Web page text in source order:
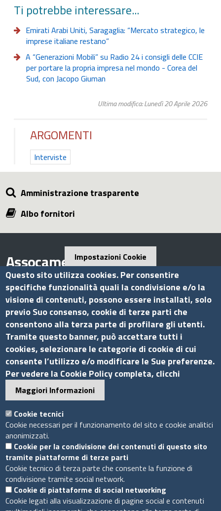
Ti potrebbe interessare...
Emirati Arabi Uniti, Saragaglia: “Mercato strategico, le
imprese italiane restano”
A “Generazioni Mobili” su Radio 24 i consigli delle CCIE
per portare la propria impresa nel mondo - Corea del
Sud, con Jacopo Giuman
Ultima modifica: Lunedì 20 Aprile 2026
ARGOMENTI
Interviste
Amministrazione trasparente
Albo fornitori
Assocamerestero
Contatti
Via G.B. Morgagni, 13 - 00161 Roma
Tel.: +39 06 44231314
P.Iva 01898631005
C.F. 07888290587
Pecinfo.assocamerestero@legalmail.it
info@assocamerestero.it
dpo@assocamerestero.it
Seguici su
Sito web
Accesso INTRANET
Impostazioni Cookie
Questo sito utilizza cookies. Per consentire
specifiche funzionalità quali la condivisione e/o la
visione di contenuti, possono essere installati, solo
previo Suo consenso, cookie di terze parti che
consentono alla terza parte di profilare gli utenti.
Tramite questo banner, può accettare tutti i
cookies, selezionare le categorie di cookie di cui
consente l’utilizzo e/o modificare le Sue preferenze.
Per vedere la Cookie Policy completa, clicchi
Maggiori Informazioni
Cookie tecnici
Cookie necessari per il funzionamento del sito e cookie analitici
anonimizzati.
Cookie per la condivisione dei contenuti di questo sito
tramite piattaforme di terze parti
Cookie tecnico di terza parte che consente la funzione di
condivisione tramite social network.
Cookie di piattaforme di social networking
Cookie legati alla visualizzazione di pagine social e contenuti